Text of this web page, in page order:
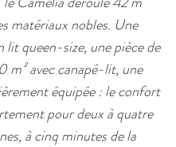
matériaux nobles. Une
lit queen-size, une pièce de
m² avec canapé-lit, une
équipée : le confort
pour deux à quatre
à cinq minutes de la